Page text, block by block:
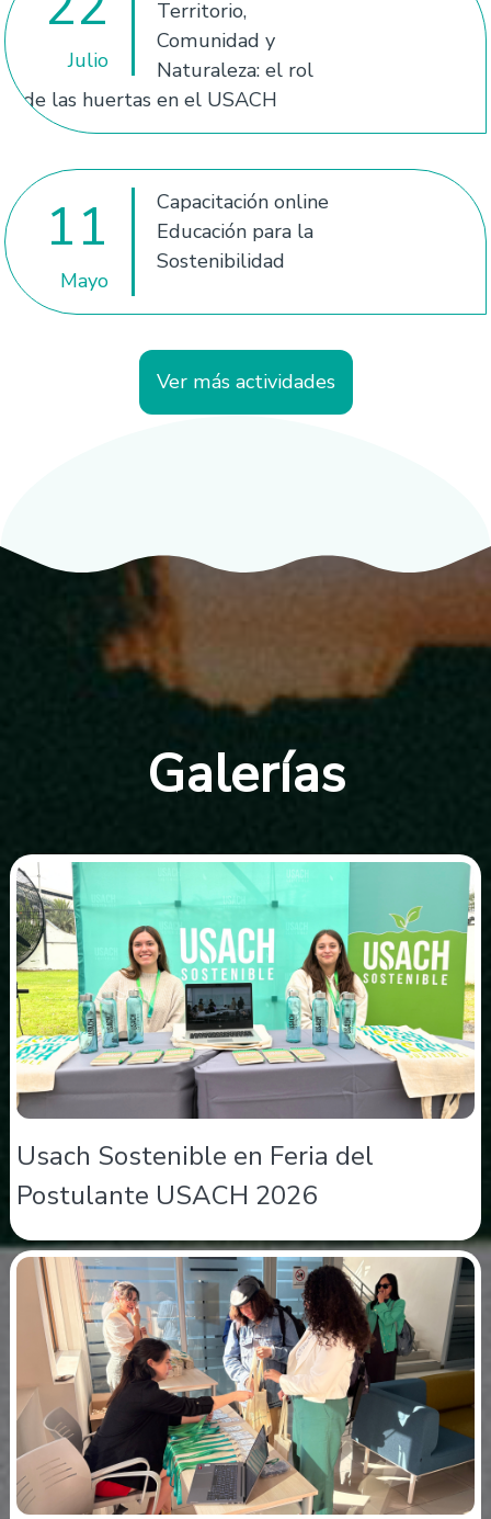
Julio
Territorio,
Comunidad y
Naturaleza: el rol
de las huertas en el USACH
11
Mayo
Capacitación online
Educación para la
Sostenibilidad
Ver más actividades
Galerías
Usach Sostenible en Feria del
Postulante USACH 2026